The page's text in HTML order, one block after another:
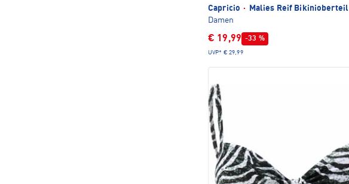
Capricio ·
Malies Reif Bikinioberteil
Damen
€ 19,99 -33 %
UVP* € 29,99